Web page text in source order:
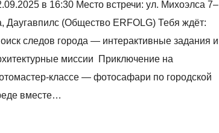
в 16:30 Место встречи: ул. Михоэлса 7–
Даугавпилс (Общество ERFOLG) Тебя ждёт:
следов города — интерактивные задания и
миссии Приключение на
классе — фотосафари по городской
вместе…